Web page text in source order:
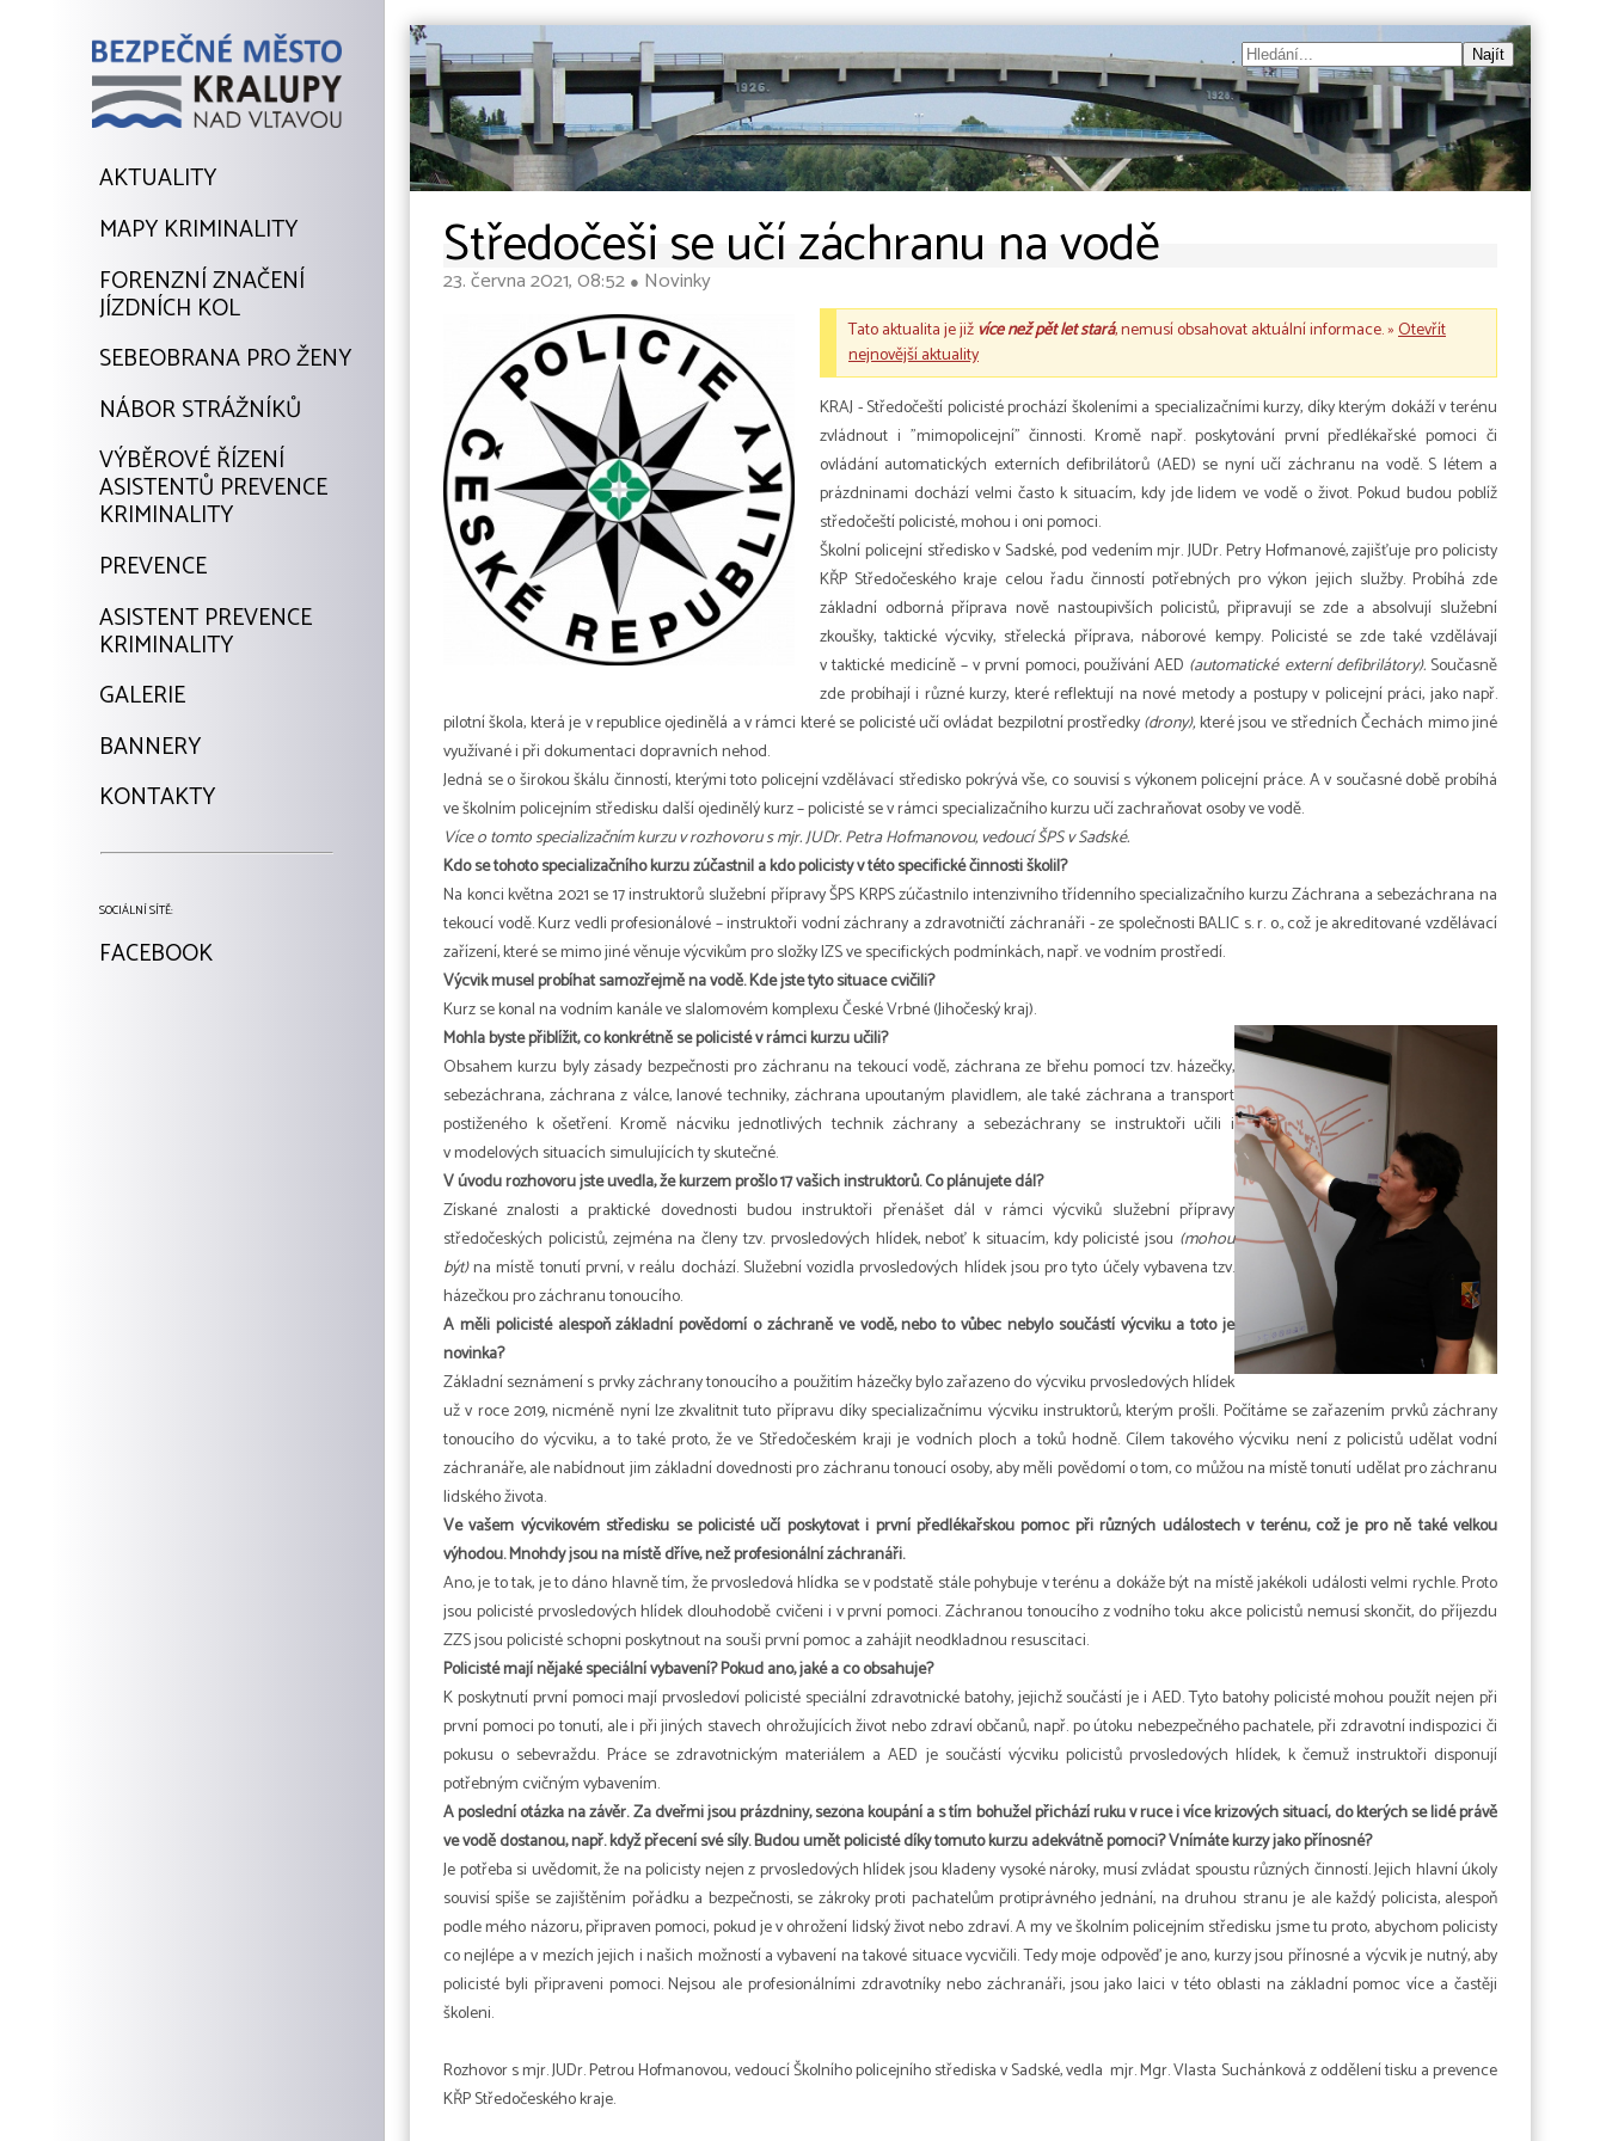
AKTUALITY
MAPY KRIMINALITY
FORENZNÍ ZNAČENÍ
JÍZDNÍCH KOL
SEBEOBRANA PRO ŽENY
NÁBOR STRÁŽNÍKŮ
VÝBĚROVÉ ŘÍZENÍ
ASISTENTŮ PREVENCE
KRIMINALITY
PREVENCE
ASISTENT PREVENCE
KRIMINALITY
GALERIE
BANNERY
KONTAKTY
SOCIÁLNÍ SÍTĚ:
FACEBOOK
Středočeši se učí záchranu na vodě
23. června 2021, 08:52 ● Novinky
Tato aktualita je jižvíce než pět let stará, nemusí obsahovat aktuální informace. »Otevřít
nejnovější aktuality
KRAJ - Středočeští policisté prochází školeními a specializačními kurzy, díky kterým dokáží v terénu
zvládnout i "mimopolicejní" činnosti. Kromě např. poskytování první předlékařské pomoci či
ovládání automatických externích defibrilátorů (AED) se nyní učí záchranu na vodě. S létem a
prázdninami dochází velmi často k situacím, kdy jde lidem ve vodě o život. Pokud budou poblíž
středočeští policisté, mohou i oni pomoci.
Školní policejní středisko v Sadské, pod vedením mjr. JUDr. Petry Hofmanové, zajišťuje pro policisty
KŘP Středočeského kraje celou řadu činností potřebných pro výkon jejich služby. Probíhá zde
základní odborná příprava nově nastoupivších policistů, připravují se zde a absolvují služební
zkoušky, taktické výcviky, střelecká příprava, náborové kempy. Policisté se zde také vzdělávají
v taktické medicíně – v první pomoci, používání AED (automatické externí defibrilátory).Současně
zde probíhají i různé kurzy, které reflektují na nové metody a postupy v policejní práci, jako např.
pilotní škola, která je v republice ojedinělá a v rámci které se policisté učí ovládat bezpilotní prostředky(drony),které jsou ve středních Čechách mimo jiné
využívané i při dokumentaci dopravních nehod.
Jedná se o širokou škálu činností, kterými toto policejní vzdělávací středisko pokrývá vše, co souvisí s výkonem policejní práce. A v současné době probíhá
ve školním policejním středisku další ojedinělý kurz – policisté se v rámci specializačního kurzu učí zachraňovat osoby ve vodě.
Více o tomto specializačním kurzu v rozhovoru s mjr. JUDr. Petra Hofmanovou, vedoucí ŠPS v Sadské.
Kdo se tohoto specializačního kurzu zúčastnil a kdo policisty v této specifické činnosti školil?
Na konci května 2021 se 17 instruktorů služební přípravy ŠPS KRPS zúčastnilo intenzivního třídenního specializačního kurzu Záchrana a sebezáchrana na
tekoucí vodě. Kurz vedli profesionálové – instruktoři vodní záchrany a zdravotničtí záchranáři - ze společnosti BALIC s. r. o., což je akreditované vzdělávací
zařízení, které se mimo jiné věnuje výcvikům pro složky IZS ve specifických podmínkách, např. ve vodním prostředí.
Výcvik musel probíhat samozřejmě na vodě. Kde jste tyto situace cvičili?
Kurz se konal na vodním kanále ve slalomovém komplexu České Vrbné (Jihočeský kraj).
Mohla byste přiblížit, co konkrétně se policisté v rámci kurzu učili?
Obsahem kurzu byly zásady bezpečnosti pro záchranu na tekoucí vodě, záchrana ze břehu pomocí tzv. házečky,
sebezáchrana, záchrana z válce, lanové techniky, záchrana upoutaným plavidlem, ale také záchrana a transport
postiženého k ošetření. Kromě nácviku jednotlivých technik záchrany a sebezáchrany se instruktoři učili i
v modelových situacích simulujících ty skutečné.
V úvodu rozhovoru jste uvedla, že kurzem prošlo 17 vašich instruktorů. Co plánujete dál?
Získané znalosti a praktické dovednosti budou instruktoři přenášet dál v rámci výcviků služební přípravy
středočeských policistů, zejména na členy tzv. prvosledových hlídek, neboť k situacím, kdy policisté jsou (mohou
být)na místě tonutí první, v reálu dochází. Služební vozidla prvosledových hlídek jsou pro tyto účely vybavena tzv.
házečkou pro záchranu tonoucího.
A měli policisté alespoň základní povědomí o záchraně ve vodě, nebo to vůbec nebylo součástí výcviku a toto je
novinka?
Základní seznámení s prvky záchrany tonoucího a použitím házečky bylo zařazeno do výcviku prvosledových hlídek
už v roce 2019, nicméně nyní lze zkvalitnit tuto přípravu díky specializačnímu výcviku instruktorů, kterým prošli. Počítáme se zařazením prvků záchrany
tonoucího do výcviku, a to také proto, že ve Středočeském kraji je vodních ploch a toků hodně. Cílem takového výcviku není z policistů udělat vodní
záchranáře, ale nabídnout jim základní dovednosti pro záchranu tonoucí osoby, aby měli povědomí o tom, co můžou na místě tonutí udělat pro záchranu
lidského života.
Ve vašem výcvikovém středisku se policisté učí poskytovat i první předlékařskou pomoc při různých událostech v terénu, což je pro ně také velkou
výhodou. Mnohdy jsou na místě dříve, než profesionální záchranáři.
Ano, je to tak, je to dáno hlavně tím, že prvosledová hlídka se v podstatě stále pohybuje v terénu a dokáže být na místě jakékoli události velmi rychle. Proto
jsou policisté prvosledových hlídek dlouhodobě cvičeni i v první pomoci. Záchranou tonoucího z vodního toku akce policistů nemusí skončit, do příjezdu
ZZS jsou policisté schopni poskytnout na souši první pomoc a zahájit neodkladnou resuscitaci.
Policisté mají nějaké speciální vybavení? Pokud ano, jaké a co obsahuje?
K poskytnutí první pomoci mají prvosledoví policisté speciální zdravotnické batohy, jejichž součástí je i AED. Tyto batohy policisté mohou použít nejen při
první pomoci po tonutí, ale i při jiných stavech ohrožujících život nebo zdraví občanů, např. po útoku nebezpečného pachatele, při zdravotní indispozici či
pokusu o sebevraždu. Práce se zdravotnickým materiálem a AED je součástí výcviku policistů prvosledových hlídek, k čemuž instruktoři disponují
potřebným cvičným vybavením.
A poslední otázka na závěr. Za dveřmi jsou prázdniny, sezóna koupání a s tím bohužel přichází ruku v ruce i více krizových situací, do kterých se lidé právě
ve vodě dostanou, např. když přecení své síly. Budou umět policisté díky tomuto kurzu adekvátně pomoci? Vnímáte kurzy jako přínosné?
Je potřeba si uvědomit, že na policisty nejen z prvosledových hlídek jsou kladeny vysoké nároky, musí zvládat spoustu různých činností. Jejich hlavní úkoly
souvisí spíše se zajištěním pořádku a bezpečnosti, se zákroky proti pachatelům protiprávného jednání, na druhou stranu je ale každý policista, alespoň
podle mého názoru, připraven pomoci, pokud je v ohrožení lidský život nebo zdraví. A my ve školním policejním středisku jsme tu proto, abychom policisty
co nejlépe a v mezích jejich i našich možností a vybavení na takové situace vycvičili. Tedy moje odpověď je ano, kurzy jsou přínosné a výcvik je nutný, aby
policisté byli připraveni pomoci. Nejsou ale profesionálními zdravotníky nebo záchranáři, jsou jako laici v této oblasti na základní pomoc více a častěji
školeni.
Rozhovor s mjr. JUDr. Petrou Hofmanovou, vedoucí Školního policejního střediska v Sadské, vedla mjr. Mgr. Vlasta Suchánková z oddělení tisku a prevence
KŘP Středočeského kraje.